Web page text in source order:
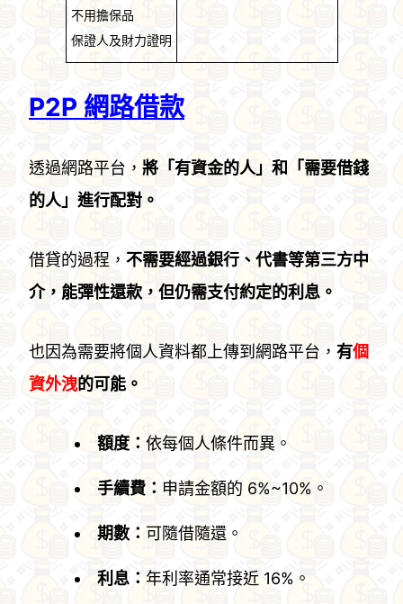
不用擔保品
保證人及財力證明
P2P 網路借款
透過網路平台， 將「有資金的人」和「需要借錢
的人」進行配對。
借貸的過程， 不需要經過銀行、代書等第三方中
介，能彈性還款，但仍需支付約定的利息。
也因為需要將個人資料都上傳到網路平台， 有個
資外洩的可能。
額度： 依每個人條件而異。
手續費： 申請金額的 6%~10%。
期數： 可隨借隨還。
利息： 年利率通常接近 16%。